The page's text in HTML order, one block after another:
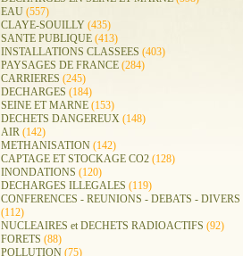
EAU (557)
CLAYE-SOUILLY (435)
SANTE PUBLIQUE (413)
INSTALLATIONS CLASSEES (403)
PAYSAGES DE FRANCE (284)
CARRIERES (245)
DECHARGES (184)
SEINE ET MARNE (153)
DECHETS DANGEREUX (148)
AIR (142)
METHANISATION (142)
CAPTAGE ET STOCKAGE CO2 (128)
INONDATIONS (120)
DECHARGES ILLEGALES (119)
CONFERENCES - REUNIONS - DEBATS - DIVERS
(112)
NUCLEAIRES et DECHETS RADIOACTIFS (92)
FORETS (88)
POLLUTION (75)